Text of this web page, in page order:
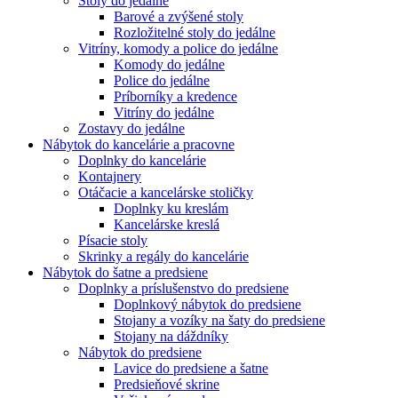
Barové a zvýšené stoly
Rozložitelné stoly do jedálne
Vitríny, komody a police do jedálne
Komody do jedálne
Police do jedálne
Príborníky a kredence
Vitríny do jedálne
Zostavy do jedálne
Nábytok do kancelárie a pracovne
Doplnky do kancelárie
Kontajnery
Otáčacie a kancelárske stoličky
Doplnky ku kreslám
Kancelárske kreslá
Písacie stoly
Skrinky a regály do kancelárie
Nábytok do šatne a predsiene
Doplnky a príslušenstvo do predsiene
Doplnkový nábytok do predsiene
Stojany a vozíky na šaty do predsiene
Stojany na dáždníky
Nábytok do predsiene
Lavice do predsiene a šatne
Predsieňové skrine